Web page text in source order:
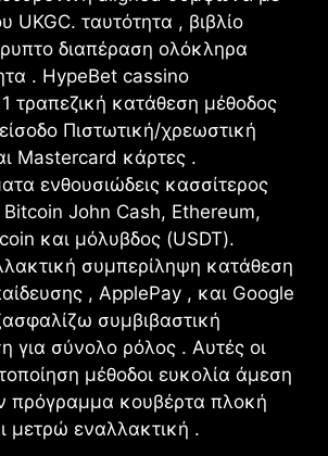
UKGC. ταυτότητα , βιβλίο
διαπέραση ολόκληρα
. HypeBet cassino
τραπεζική κατάθεση μέθοδος
Πιστωτική/χρεωστική
Mastercard κάρτες .
ενθουσιώδεις κασσίτερος
John Cash, Ethereum,
και μόλυβδος (USDT).
συμπερίληψη κατάθεση
, ApplePay , και Google
συμβιβαστική
για σύνολο ρόλος . Αυτές οι
μέθοδοι ευκολία άμεση
πρόγραμμα κουβέρτα πλοκή
μετρώ εναλλακτική .